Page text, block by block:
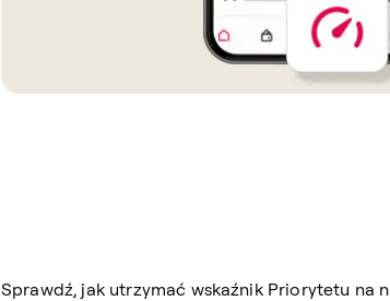
Sprawdź, jak utrzymać wskaźnik Priorytetu na